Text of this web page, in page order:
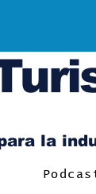
la